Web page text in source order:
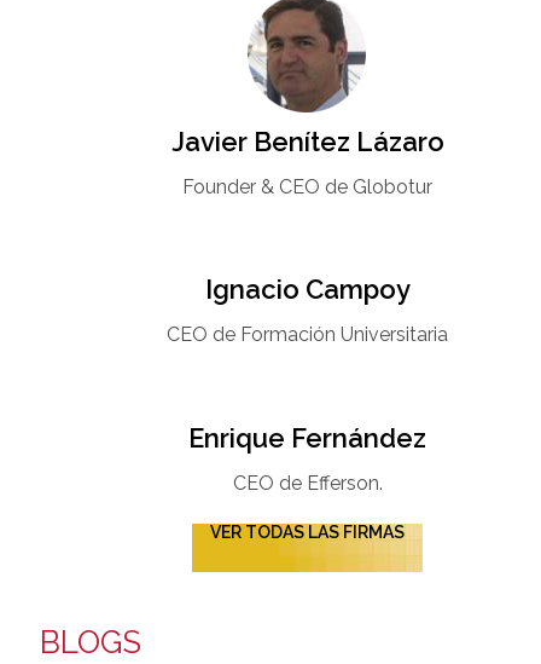
Javier Benítez Lázaro
Founder & CEO de Globotur​
Ignacio Campoy​
CEO de Formación Universitaria​
Enrique Fernández
CEO de Efferson.
VER TODAS LAS FIRMAS
BLOGS